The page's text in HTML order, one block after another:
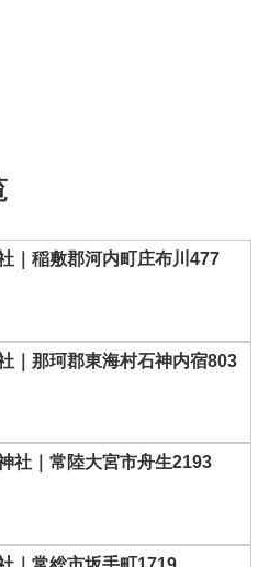
｜稲敷郡河内町庄布川477
｜那珂郡東海村石神内宿803
社｜常陸大宮市舟生2193